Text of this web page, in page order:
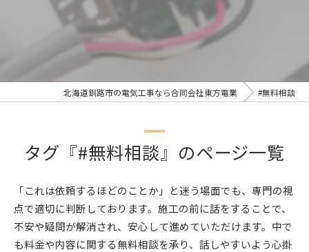
北海道釧路市の電気工事なら合同会社東方電業 #無料相談
タグ『#無料相談』のページ一覧
「これは依頼するほどのことか」と迷う場面でも、専門の視
点で適切に判断しております。施工の前に話をすることで、
不安や疑問が解消され、安心して進めていただけます。中で
も料金や内容に関する無料相談を承り、話しやすいよう心掛